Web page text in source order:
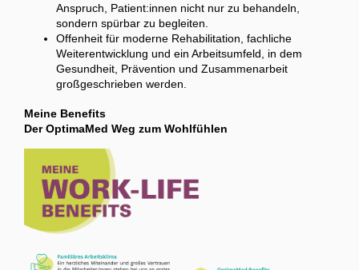
Anspruch, Patient:innen nicht nur zu behandeln,
sondern spürbar zu begleiten.
Offenheit für moderne Rehabilitation, fachliche
Weiterentwicklung und ein Arbeitsumfeld, in dem
Gesundheit, Prävention und Zusammenarbeit
großgeschrieben werden.
Meine Benefits
Der OptimaMed Weg zum Wohlfühlen